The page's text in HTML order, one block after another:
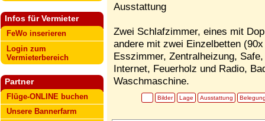
Infos für Vermieter
FeWo inserieren
Login zum
Vermieterbereich
Partner
Flüge-ONLINE buchen
Unsere Bannerfarm
Ausstattung
Zwei Schlafzimmer, eines mit
andere mit zwei Einzelbetten
Esszimmer, Zentralheizung,
Internet, Feuerholz und Radio,
Waschmaschine.
Bilder Lage Ausstattung